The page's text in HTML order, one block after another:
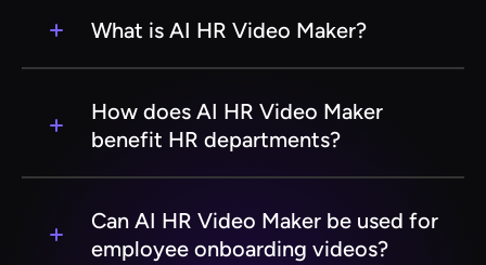
What is AI HR Video Maker?
designed to help human resources departments
create engaging and informative HR videos
to HR professionals without technical expertise.
How does AI HR Video Maker
benefit HR departments?
creation process, allowing HR teams to produce
high-quality videos quickly and efficiently. This
Can AI HR Video Maker be used for
employee onboarding videos?